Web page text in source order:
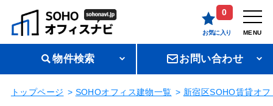
0
お気に入り MENU
物件検索 お問い合わせ
トップページ SOHOオフィス建物一覧 新宿区SOHO賃貸オフ